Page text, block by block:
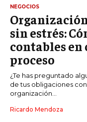
NEGOCIOS
sin estrés:
contables
proceso
¿Te has preguntado
de tus obligaciones
organización...
Ricardo Mendoza